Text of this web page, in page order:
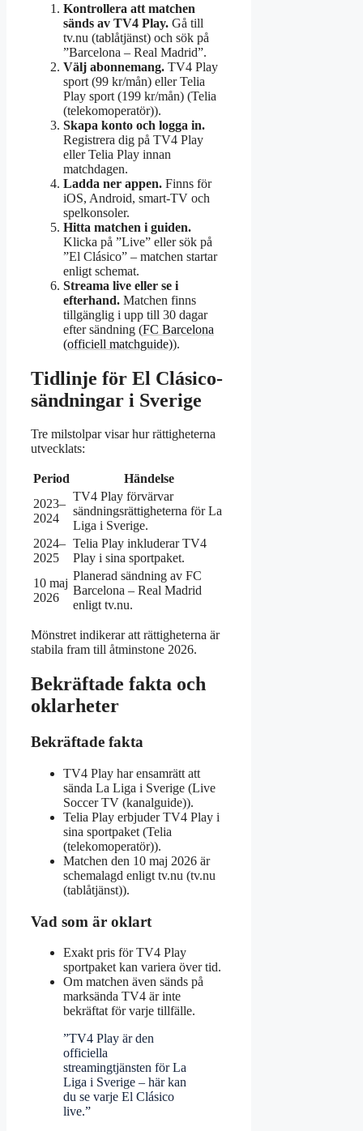
Kontrollera att matchen
sänds av TV4 Play. Gå till
tv.nu (tablåtjänst) och sök på
”Barcelona – Real Madrid”.
Välj abonnemang. TV4 Play
sport (99 kr/mån) eller Telia
Play sport (199 kr/mån) (Telia
(telekomoperatör)).
Skapa konto och logga in.
Registrera dig på TV4 Play
eller Telia Play innan
matchdagen.
Ladda ner appen. Finns för
iOS, Android, smart-TV och
spelkonsoler.
Hitta matchen i guiden.
Klicka på ”Live” eller sök på
”El Clásico” – matchen startar
enligt schemat.
Streama live eller se i
efterhand. Matchen finns
tillgänglig i upp till 30 dagar
efter sändning (FC Barcelona
(officiell matchguide)).
Tidlinje för El Clásico-
sändningar i Sverige
Tre milstolpar visar hur rättigheterna
utvecklats:
Period
Händelse
2023–
2024
TV4 Play förvärvar
sändningsrättigheterna för La
Liga i Sverige.
2024–
2025
Telia Play inkluderar TV4
Play i sina sportpaket.
10 maj
2026
Planerad sändning av FC
Barcelona – Real Madrid
enligt tv.nu.
Mönstret indikerar att rättigheterna är
stabila fram till åtminstone 2026.
Bekräftade fakta och
oklarheter
Bekräftade fakta
TV4 Play har ensamrätt att
sända La Liga i Sverige (Live
Soccer TV (kanalguide)).
Telia Play erbjuder TV4 Play i
sina sportpaket (Telia
(telekomoperatör)).
Matchen den 10 maj 2026 är
schemalagd enligt tv.nu (tv.nu
(tablåtjänst)).
Vad som är oklart
Exakt pris för TV4 Play
sportpaket kan variera över tid.
Om matchen även sänds på
marksända TV4 är inte
bekräftat för varje tillfälle.
”TV4 Play är den
officiella
streamingtjänsten för La
Liga i Sverige – här kan
du se varje El Clásico
live.”